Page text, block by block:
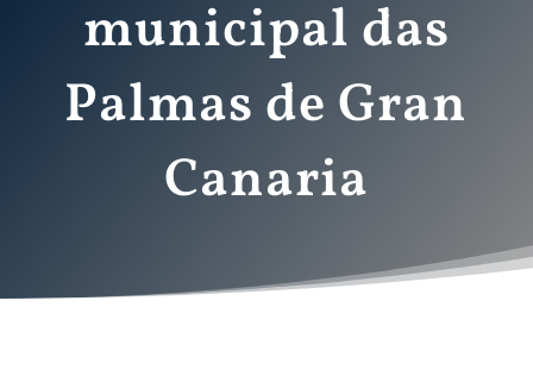
municipal das
Palmas de Gran
Canaria